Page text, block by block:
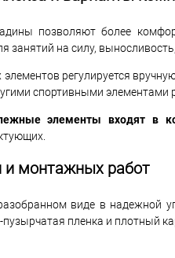
позволяют более
занятий на силу,
регулируется
спортивными элементами
элементы входят в
и монтажных работ
виде в надежной
пленка и плотный